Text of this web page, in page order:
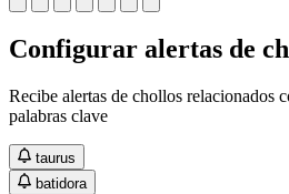
Configurar alertas de
Recibe alertas de chollos relacionados
palabras clave
taurus
batidora